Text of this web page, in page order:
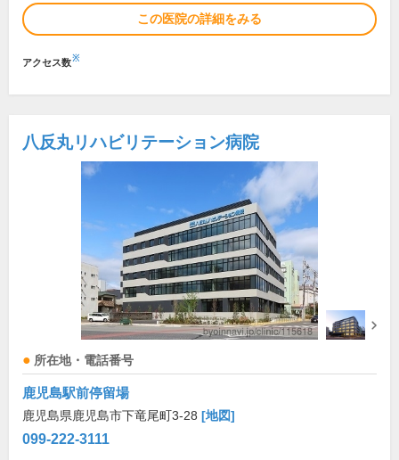
この医院の詳細をみる
アクセス数※
八反丸リハビリテーション病院
所在地・電話番号
鹿児島駅前停留場
鹿児島県鹿児島市下竜尾町3-28 [地図]
099-222-3111